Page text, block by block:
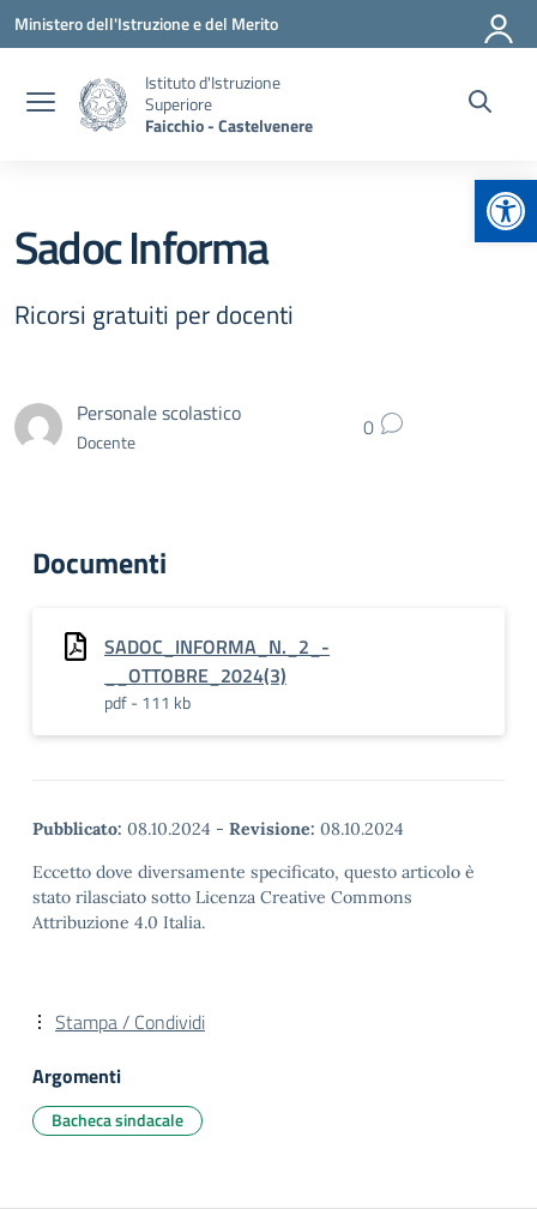
Vai ai contenuti
Vai al menu di navigazione
Vai al footer
Ministero dell'Istruzione e del Merito
Istituto d'Istruzione
Superiore
Faicchio - Castelvenere
Sadoc Informa
Ricorsi gratuiti per docenti
Personale scolastico
Docente 0
Documenti
SADOC_INFORMA_N._2_-
__OTTOBRE_2024(3)
pdf - 111 kb
Pubblicato: 08.10.2024 - Revisione: 08.10.2024
Eccetto dove diversamente specificato, questo articolo è
stato rilasciato sotto Licenza Creative Commons
Attribuzione 4.0 Italia.
Stampa / Condividi
Argomenti
Bacheca sindacale